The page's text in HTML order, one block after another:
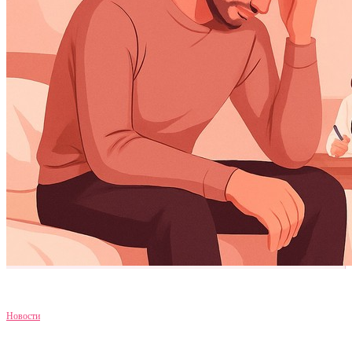
Новости